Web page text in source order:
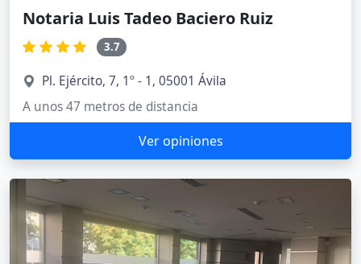
Notaria Luis Tadeo Baciero Ruiz
3.7
Pl. Ejército, 7, 1º - 1, 05001 Ávila
A unos 47 metros de distancia
Ver opiniones